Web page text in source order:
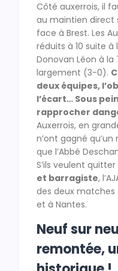
Côté auxerrois, il
au maintien direct
face à Brest. Les
réduits à 10 suite à
Donovan Léon à la
largement (3-0).
deux équipes,
l’écart… Sous
rapprocher
Auxerrois, en
n’ont gagné
que l’Abbé
S’ils veulent
et barragiste,
des deux matches
et à Nantes.
Neuf sur
remontée,